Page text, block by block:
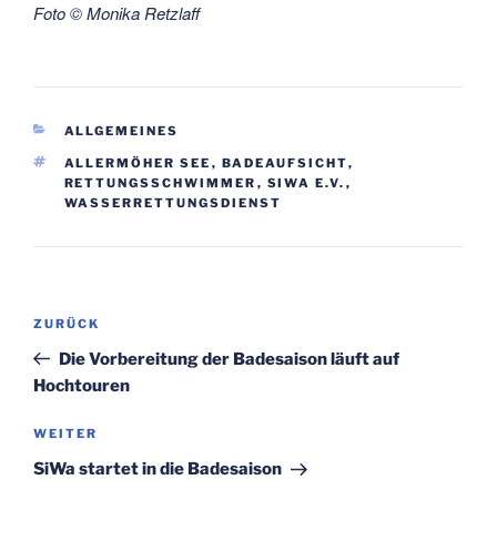
Foto © Monika Retzlaff
KATEGORIEN
ALLGEMEINES
SCHLAGWÖRTER
ALLERMÖHER SEE , BADEAUFSICHT,
RETTUNGSSCHWIMMER , SIWA E.V. ,
WASSERRETTUNGSDIENST
Beitragsnavigation
Vorheriger
Beitrag
ZURÜCK
Die Vorbereitung der Badesaison läuft auf
Hochtouren
Nächster
Beitrag
WEITER
SiWa startet in die Badesaison